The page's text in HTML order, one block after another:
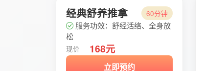
经典舒养推拿 60分钟
服务功效：舒经活络、全身放
松
现价 168元
立即预约